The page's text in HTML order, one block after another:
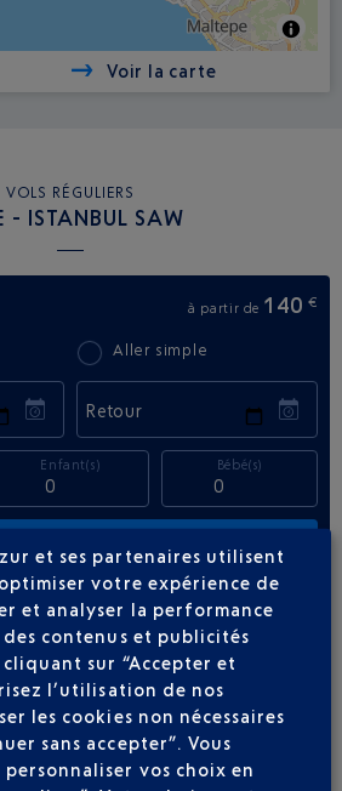
Voir la carte
VOLS RÉGULIERS
- ISTANBUL SAW
à partir de 140€
Aller simple
Retour
Enfant(s) Bébé(s)
PEGASUS AIRLINES DE NICE VERS
ISTANBUL
DE AVRIL À FÉVRIER
et ses partenaires utilisent
votre expérience de
et analyser la performance
contenus et publicités
cliquant sur “Accepter et
l’utilisation de nos
les cookies non nécessaires
sans accepter”. Vous
vos choix en